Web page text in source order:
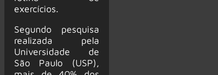
exercícios.
Segundo pesquisa
realizada pela
Universidade de
São Paulo (USP),